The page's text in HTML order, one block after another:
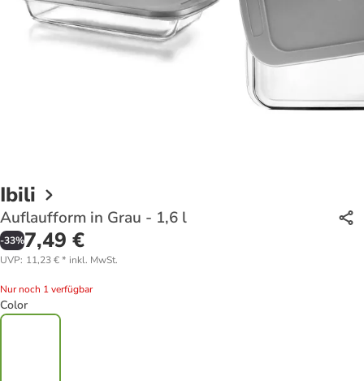
Ibili
Auflaufform in Grau - 1,6 l
-33%7,49 €
UVP: 11,23 €* inkl. MwSt.
Nur noch 1 verfügbar
Color